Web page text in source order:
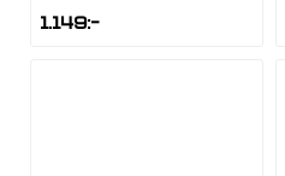
1.149:-